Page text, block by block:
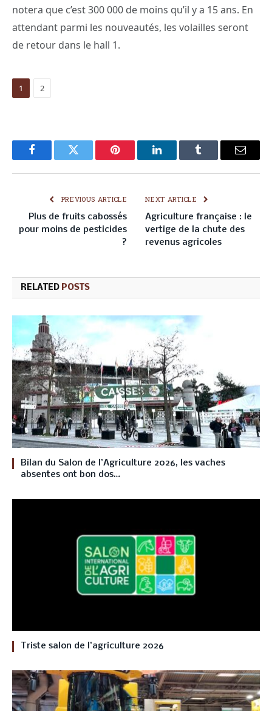
notera que c’est 300 000 de moins qu’il y a 15 ans. En
attendant parmi les nouveautés, les volailles seront
de retour dans le hall 1.
1 2
FacebookTwitter Pinterest LinkedInTumblr Email
PREVIOUS ARTICLE
Plus de fruits cabossés
pour moins de pesticides
?
NEXT ARTICLE
Agriculture française : le
vertige de la chute des
revenus agricoles
RELATED POSTS
Bilan du Salon de l’Agriculture 2026, les vaches
absentes ont bon dos…
Triste salon de l’agriculture 2026